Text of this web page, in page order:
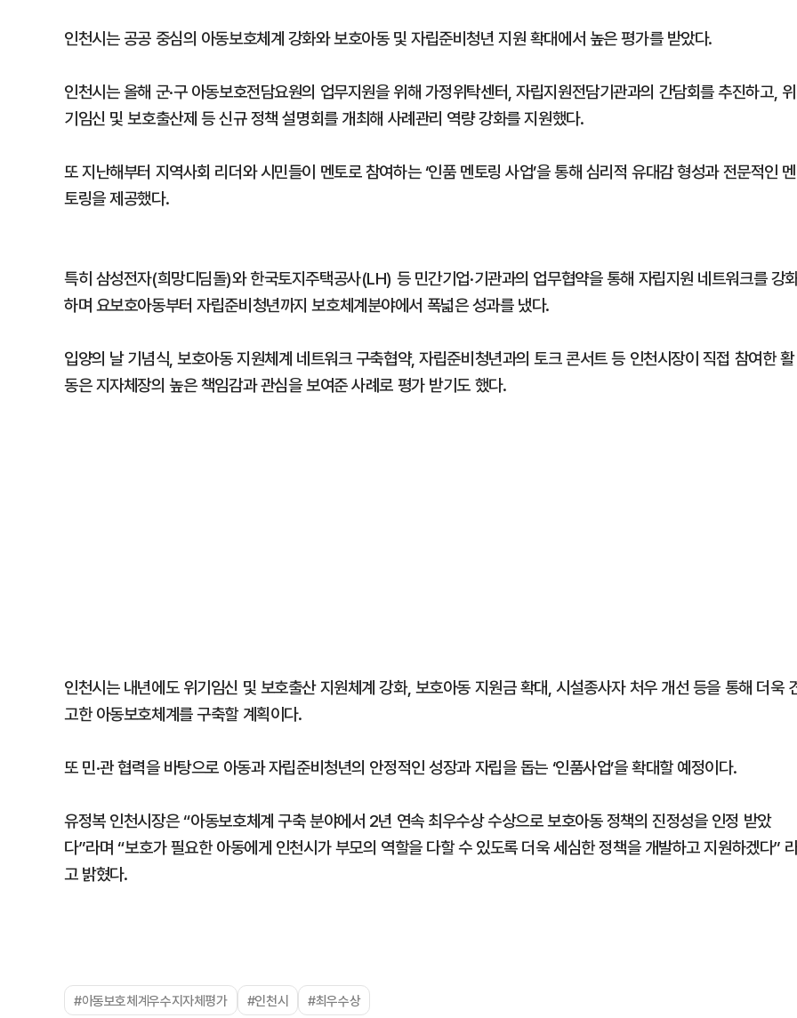
인천시는 공공 중심의 아동보호체계 강화와 보호아동 및 자립준비청년 지원 확대에서 높은 평가를 받았다.
인천시는 올해 군·구 아동보호전담요원의 업무지원을 위해 가정위탁센터, 자립지원전담기관과의 간담회를 추진하고, 위
기임신 및 보호출산제 등 신규 정책 설명회를 개최해 사례관리 역량 강화를 지원했다.
또 지난해부터 지역사회 리더와 시민들이 멘토로 참여하는 ‘인품 멘토링 사업’을 통해 심리적 유대감 형성과 전문적인 멘
토링을 제공했다.
특히 삼성전자(희망디딤돌)와 한국토지주택공사(LH) 등 민간기업·기관과의 업무협약을 통해 자립지원 네트워크를 강
하며 요보호아동부터 자립준비청년까지 보호체계분야에서 폭넓은 성과를 냈다.
입양의 날 기념식, 보호아동 지원체계 네트워크 구축협약, 자립준비청년과의 토크 콘서트 등 인천시장이 직접 참여한 활
동은 지자체장의 높은 책임감과 관심을 보여준 사례로 평가 받기도 했다.
인천시는 내년에도 위기임신 및 보호출산 지원체계 강화, 보호아동 지원금 확대, 시설종사자 처우 개선 등을 통해 더욱
고한 아동보호체계를 구축할 계획이다.
또 민·관 협력을 바탕으로 아동과 자립준비청년의 안정적인 성장과 자립을 돕는 ‘인품사업’을 확대할 예정이다.
유정복 인천시장은 “아동보호체계 구축 분야에서 2년 연속 최우수상 수상으로 보호아동 정책의 진정성을 인정 받았
다”라며 “보호가 필요한 아동에게 인천시가 부모의 역할을 다할 수 있도록 더욱 세심한 정책을 개발하고 지원하겠다”
고 밝혔다.
#아동보호체계우수지자체평가 #인천시 #최우수상